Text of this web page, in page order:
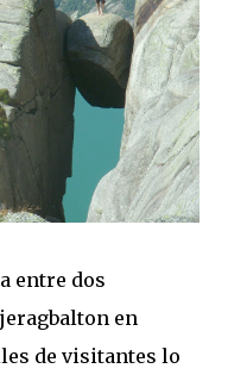
entre dos
en
de visitantes lo